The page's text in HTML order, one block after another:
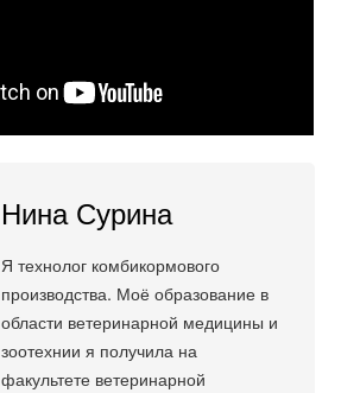
Нина Сурина
Я технолог комбикормового
производства. Моё образование в
области ветеринарной медицины и
зоотехнии я получила на
факультете ветеринарной